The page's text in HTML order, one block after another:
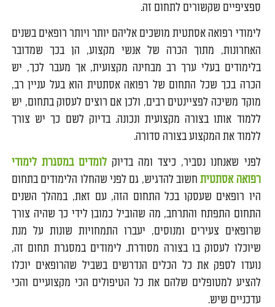
ספציפיים שקשורים לתחום זה.
לימודי רפואה אסתטית מושכים אליהם יותר ויותר רופאים בשנים
האחרונות, מתוך הכרה של אנשי מקצוע, הן בכך שמדובר
בלימודים בעלי ערך רב מבחינה מקצועית, אך מעבר לכך, יש
הכרה בכך שכל התחום של רפואה אסתטית הוא בעל עניין רב,
מוקד משיכה לפציינטים רבים, ולכן אם רוצים לעסוק בתחום, יש
ללמוד אותו בצורה מקצועית ונכונה. בדיוק לשם כך יש צורך
ללמוד את המקצוע בצורה סדורה.
לפני שאנחנו נסביר, כיצד ומה בדיוק לומדים במסגרת לימודי
רפואה אסתטית חשוב להדגיש, גם לפני שהחלו הלימודים בתחום
היו רופאים שעסקו בכל התחום הזה, עם זאת, במהלך השנים
התחום התפתח והתרחב, מה שהוביל כמובן לידי כך שהיה צורך
שרופאים צעירים ומנוסים, יעברו התמחויות שונות על מנת
שיוכלו לעסוק בו בצורה מסודרת. לימודים במסגרת תחום זה,
נועדו לספק את כל הכלים הנדרשים בשביל שהרופאים יוכלו
להציע למטופלים שלהם את כל הטיפולים הכי מקצועיים והכי
עדכניים שיש.